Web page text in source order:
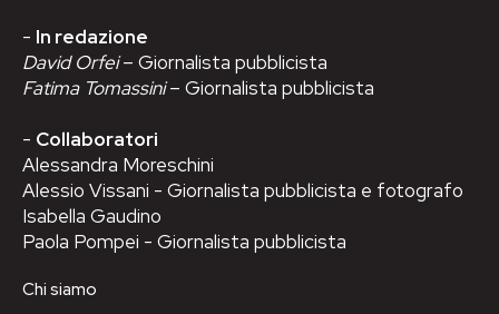
- In redazione
David Orfei– Giornalista pubblicista
Fatima Tomassini– Giornalista pubblicista
- Collaboratori
Alessandra Moreschini
Alessio Vissani - Giornalista pubblicista e fotografo
Isabella Gaudino
Paola Pompei - Giornalista pubblicista
Chi siamo